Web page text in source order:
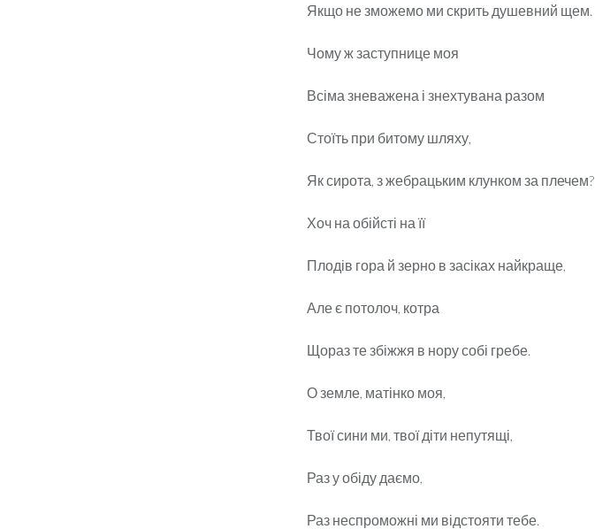
Якщо не зможемо ми скрить душевний щем.
Чому ж заступнице моя
Всіма зневажена і знехтувана разом
Стоїть при битому шляху,
Як сирота, з жебрацьким клунком за плечем?
Хоч на обійсті на її
Плодів гора й зерно в засіках найкраще,
Але є потолоч, котра
Щораз те збіжжя в нору собі гребе.
О земле, матінко моя,
Твої сини ми, твої діти непутящі,
Раз у обіду даємо,
Раз неспроможні ми відстояти тебе.